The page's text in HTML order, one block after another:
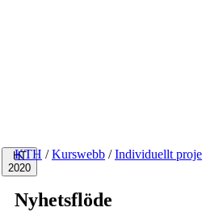
HT
2020
KTH / Kurswebb / Individuellt
Nyhetsflöde